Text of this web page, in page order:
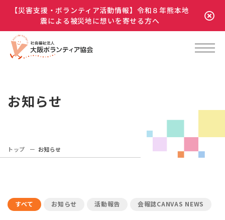
【災害支援・ボランティア活動情報】令和８年熊本地
震による被災地に想いを寄せる方へ
お知らせ
トップ お知らせ
すべて お知らせ 活動報告 会報誌CANVAS NEWS